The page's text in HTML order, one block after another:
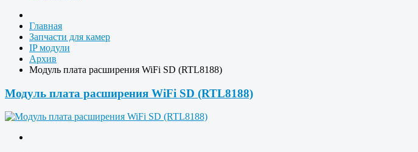
Главная
Запчасти для камер
IP модули
Архив
Модуль плата расширения WiFi SD (RTL8188)
Модуль плата расширения WiFi SD (RTL8188)